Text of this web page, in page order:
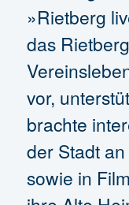
»Rietberg
das
vor,
brachte
der Stadt
sowie in